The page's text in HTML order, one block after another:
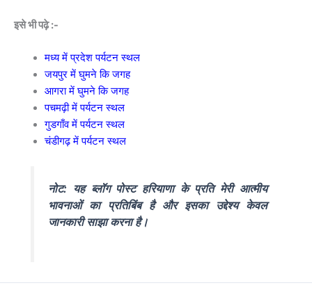
इसे भी पढ़े :-
मध्य में प्रदेश पर्यटन स्थल
जयपुर में घुमने कि जगह
आगरा में घुमने कि जगह
पचमढ़ी में पर्यटन स्थल
गुडगाँव में पर्यटन स्थल
चंडीगढ़ में पर्यटन स्थल
नोट: यह ब्लॉग पोस्ट हरियाणा के प्रति मेरी आत्मीय
भावनाओं का प्रतिबिंब है और इसका उद्देश्य केवल
जानकारी साझा करना है।